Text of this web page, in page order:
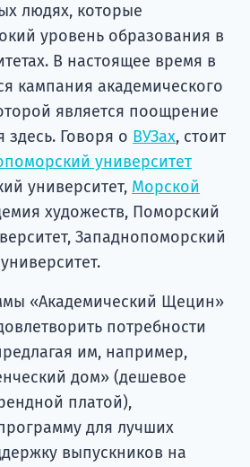
людях, которые
уровень образования в
В настоящее время в
кампания академического
является поощрение
здесь. Говоря о ВУЗах, стоит
университет
университет, Морской
художеств, Поморский
Западнопоморский
«Академический Щецин»
потребности
им, например,
дом» (дешевое
платой),
для лучших
выпускников на